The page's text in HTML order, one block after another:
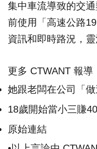
集中車流導致的交
前使用「高速公路
資訊和即時路況，
更多 CTWANT 報導
她跟老闆在公司「
工嗆：小三上位還
18歲開始當小三賺
事…嘆：人生沒目標
原始連結